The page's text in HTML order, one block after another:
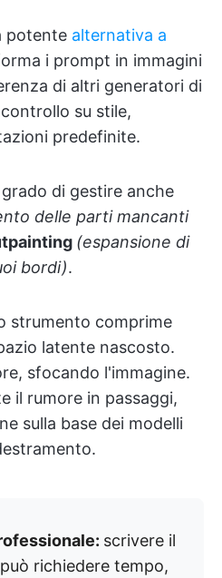
potente alternativa a
i prompt in immagini
di altri generatori di
su stile,
predefinite.
di gestire anche
delle parti mancanti
(espansione di
bordi).
strumento comprime
latente nascosto.
sfocando l'immagine.
il rumore in passaggi,
sulla base dei modelli
scrivere il
richiedere tempo,